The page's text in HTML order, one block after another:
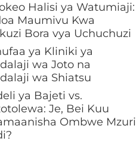
Halisi ya Watumiaji:
Maumivu Kwa
Bora vya Uchuchuzi
ya Kliniki ya
wa Joto na
wa Shiatsu
ya Bajeti vs.
Je, Bei Kuu
Ombwe Mzuri